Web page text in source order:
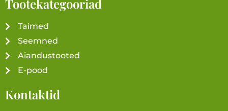
Tootekategooriad
Taimed
Seemned
Aiandustooted
E-pood
Kontaktid